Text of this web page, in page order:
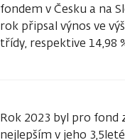
fondem v Česku a na
rok připsal výnos ve
třídy, respektive 14,98
Rok 2023 byl pro fond
nejlepším v jeho